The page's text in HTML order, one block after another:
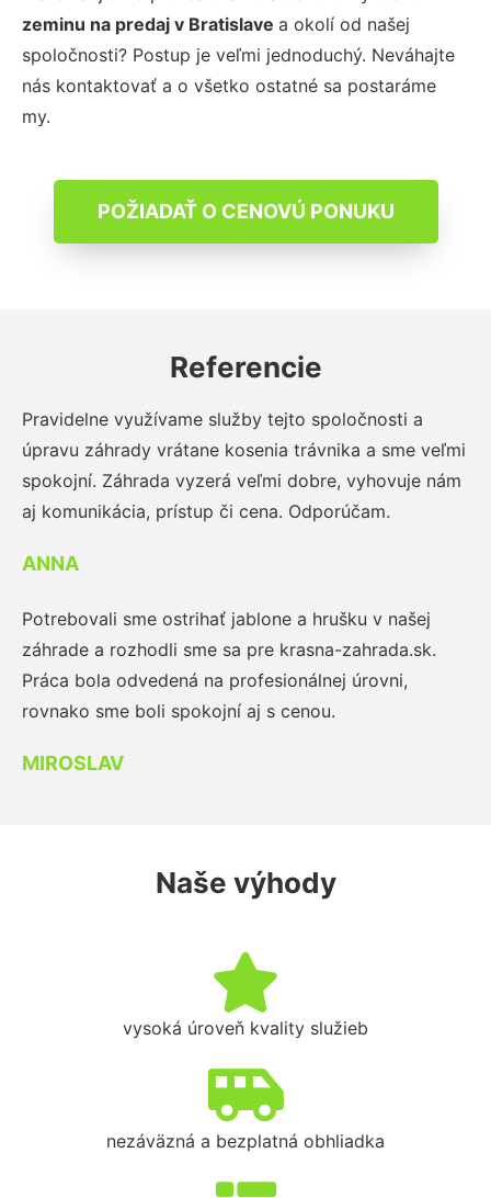
zeminu na predaj v Bratislave a okolí od našej
spoločnosti? Postup je veľmi jednoduchý. Neváhajte
nás kontaktovať a o všetko ostatné sa postaráme
my.
POŽIADAŤ O CENOVÚ PONUKU
Referencie
Pravidelne využívame služby tejto spoločnosti a
úpravu záhrady vrátane kosenia trávnika a sme veľmi
spokojní. Záhrada vyzerá veľmi dobre, vyhovuje nám
aj komunikácia, prístup či cena. Odporúčam.
ANNA
Potrebovali sme ostrihať jablone a hrušku v našej
záhrade a rozhodli sme sa pre krasna-zahrada.sk.
Práca bola odvedená na profesionálnej úrovni,
rovnako sme boli spokojní aj s cenou.
MIROSLAV
Naše výhody
vysoká úroveň kvality služieb
nezáväzná a bezplatná obhliadka